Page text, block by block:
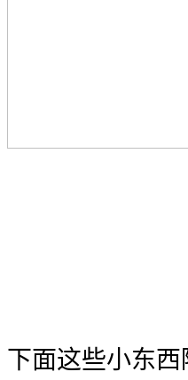
下面这些小东